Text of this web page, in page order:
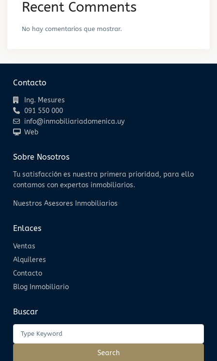
Recent Comments
No hay comentarios que mostrar.
Contacto
Ing. Mesures
091 550 000
info@inmobiliariadomenica.uy
Web
Sobre Nosotros
Tu satisfacción es nuestra primera prioridad, para ello
contamos con expertos inmobiliarios.
Nuestros Asesores Inmobiliarios
Enlaces
Ventas
Alquileres
Contacto
Blog Inmobiliario
Buscar
for:
Search